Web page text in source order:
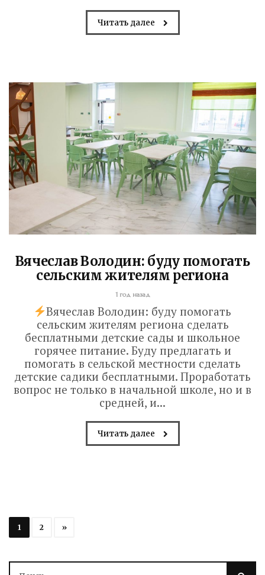
Читать далее
Вячеслав Володин: буду помогать
сельским жителям региона
1 год назад
Вячеслав Володин: буду помогать
сельским жителям региона сделать
бесплатными детские сады и школьное
горячее питание. Буду предлагать и
помогать в сельской местности сделать
детские садики бесплатными. Проработать
вопрос не только в начальной школе, но и в
средней, и...
Читать далее
1 2 »